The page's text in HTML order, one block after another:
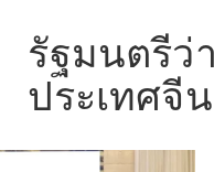
รัฐมนตรีว่
ประเทศจีน